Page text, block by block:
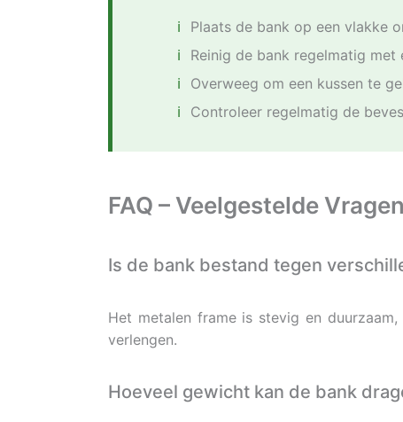
Plaats de bank op een vlakke
Reinig de bank regelmatig
Overweeg om een kussen te
Controleer regelmatig de
FAQ – Veelgestelde Vragen
Is de bank bestand tegen
Het metalen frame is stevig en
verlengen.
Hoeveel gewicht kan de bank